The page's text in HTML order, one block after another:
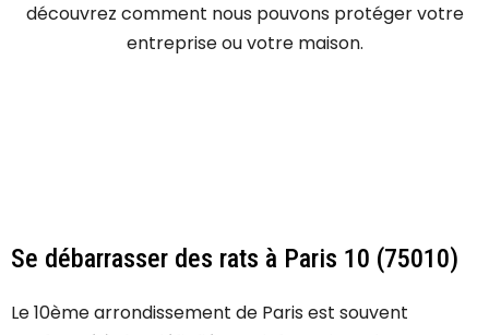
découvrez comment nous pouvons protéger votre
entreprise ou votre maison.
Se débarrasser des rats à Paris 10 (75010)
Le 10ème arrondissement de Paris est souvent